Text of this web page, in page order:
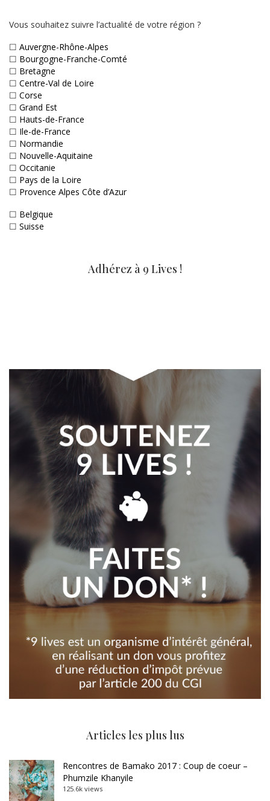
Vous souhaitez suivre l’actualité de votre région ?
☐ Auvergne-Rhône-Alpes
☐ Bourgogne-Franche-Comté
☐ Bretagne
☐ Centre-Val de Loire
☐ Corse
☐ Grand Est
☐ Hauts-de-France
☐ Ile-de-France
☐ Normandie
☐ Nouvelle-Aquitaine
☐ Occitanie
☐ Pays de la Loire
☐ Provence Alpes Côte d’Azur
☐ Belgique
☐ Suisse
Adhérez à 9 Lives !
Articles les plus lus
Rencontres de Bamako 2017 : Coup de coeur –
Phumzile Khanyile
125.6k views